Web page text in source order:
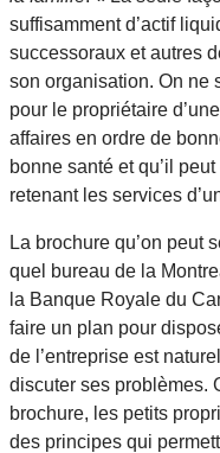
suffisamment d’actif
successoraux et autres
son organisation. On ne
pour le propriétaire
affaires en ordre de
bonne santé et qu’il
retenant les services
La brochure qu’on peut
quel bureau de la
la Banque Royale du
faire un plan pour
de l’entreprise est
discuter ses problèmes.
brochure, les petits
des principes qui